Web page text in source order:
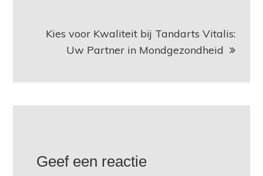
Kies voor Kwaliteit bij Tandarts Vitalis:
Uw Partner in Mondgezondheid
Geef een reactie